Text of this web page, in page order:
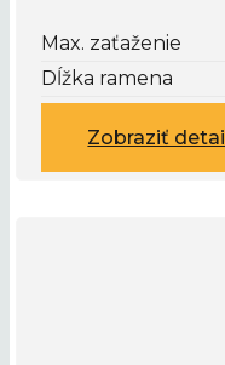
Max. zaťaženie
Dĺžka ramena
Zobraziť detail